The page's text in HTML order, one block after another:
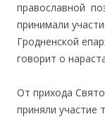
православной
принимали
Гродненской
говорит о
От прихода
приняли участие